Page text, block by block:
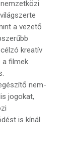
a vezető
kreatív
a filmek
nem-
jogokat,
is kínál